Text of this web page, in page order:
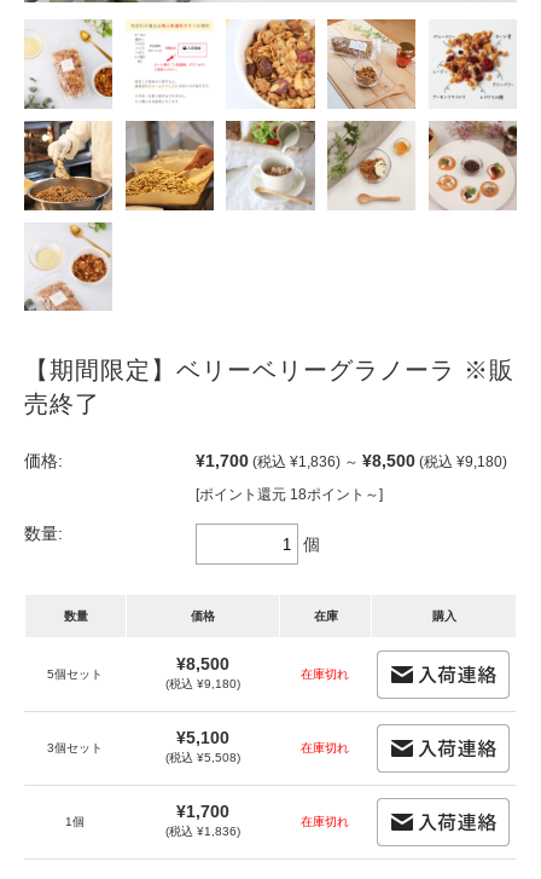
【期間限定】ベリーベリーグラノーラ ※販
売終了
価格: ¥1,700 (税込 ¥1,836) ～ ¥8,500 (税込 ¥9,180)
[ポイント還元 18ポイント～]
数量:
個
数量 価格 在庫 購入
5個セット
¥8,500
(税込 ¥9,180)
在庫切れ
3個セット
¥5,100
(税込 ¥5,508)
在庫切れ
1個
¥1,700
(税込 ¥1,836)
在庫切れ